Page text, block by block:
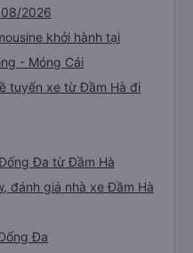
2026
khởi hành tại
- Móng Cái
tuyến xe từ Đầm Hà đi
Đa từ Đầm Hà
đánh giá nhà xe Đầm Hà
Đa